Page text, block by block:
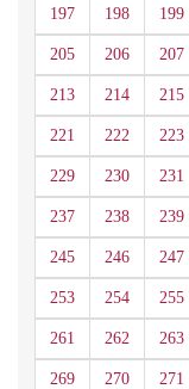
197 198 199
205 206 207
213 214 215
221 222 223
229 230 231
237 238 239
245 246 247
253 254 255
261 262 263
269 270 271